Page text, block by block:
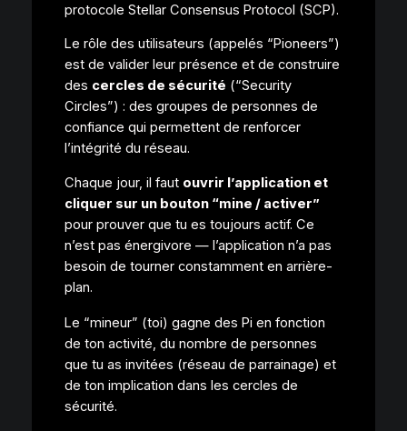
protocole Stellar Consensus Protocol (SCP).
Le rôle des utilisateurs (appelés “Pioneers”)
est de valider leur présence et de construire
des cercles de sécurité (“Security
Circles”) : des groupes de personnes de
confiance qui permettent de renforcer
l’intégrité du réseau.
Chaque jour, il faut ouvrir l’application et
cliquer sur un bouton “mine / activer”
pour prouver que tu es toujours actif. Ce
n’est pas énergivore — l’application n’a pas
besoin de tourner constamment en arrière-
plan.
Le “mineur” (toi) gagne des Pi en fonction
de ton activité, du nombre de personnes
que tu as invitées (réseau de parrainage) et
de ton implication dans les cercles de
sécurité.